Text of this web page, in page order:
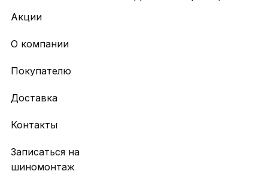
Акции
О компании
Покупателю
Доставка
Контакты
Записаться на
шиномонтаж